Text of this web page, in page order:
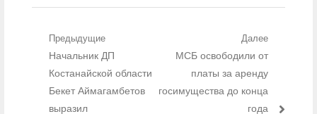
Навигация по записям
Предыдущие
Предыдущий пост:
Начальник ДП
Костанайской области
Бекет Аймагамбетов
выразил
Далее
Следующий пост:
МСБ освободили от
платы за аренду
госимущества до конца
года